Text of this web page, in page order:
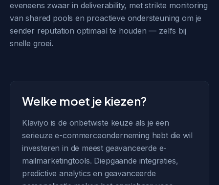
eveneens zwaar in deliverability, met strikte monitoring
van shared pools en proactieve ondersteuning om je
sender reputation optimaal te houden — zelfs bij
snelle groei.
Welke moet je kiezen?
Klaviyo is de onbetwiste keuze als je een
serieuze e-commerceonderneming hebt die wil
investeren in de meest geavanceerde e-
mailmarketingtools. Diepgaande integraties,
predictive analytics en geavanceerde